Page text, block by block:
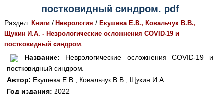
Истории болезней 1268
Лекции и презентации
Аккредитационные тесты (6)
Методические рекомендации 1050
Восстановить пароль
Вход
постковидный синдром. pdf
Раздел: Книги/ Неврология / Екушева Е.В., Ковальчук В.В.,
Щукин И.А. - Неврологические осложнения COVID-19 и
постковидный синдром.
Название: Неврологические осложнения COVID-19 и
постковидный синдром.
Автор: Екушева Е.В., Ковальчук В.В., Щукин И.А.
Год издания: 2022